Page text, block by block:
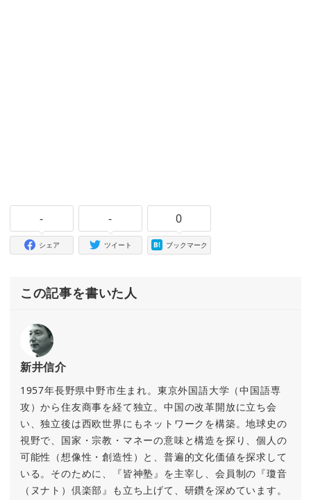
-
シェア
-
ツイート
0
ブックマーク
この記事を書いた人
新井信介
1957年長野県中野市生まれ。東京外国語大学（中国語専
攻）から住友商事を経て独立。中国の改革開放に立ち会
い、独立後は西欧世界にもネットワークを構築。地球史の
視野で、国家・宗教・マネーの意味と構造を探り、個人の
可能性（想像性・創造性）と、普遍的文化価値を探求して
いる。そのために、『皆神塾』を主宰し、会員制の『瓊音
（ヌナト）倶楽部』も立ち上げて、研鑽を深めています。